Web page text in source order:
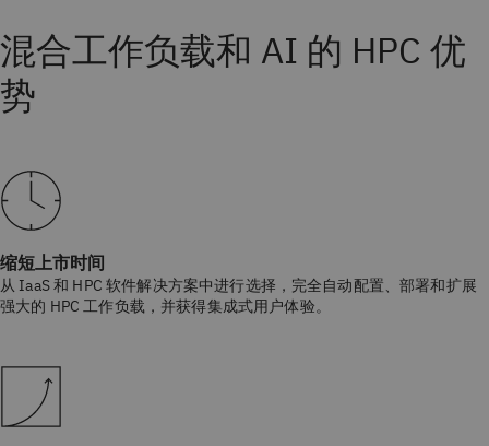
混合工作负载和 AI 的 HPC 优
势
缩短上市时间
从 IaaS 和 HPC 软件解决方案中进行选择，完全自动配置、部署和扩展
强大的 HPC 工作负载，并获得集成式用户体验。